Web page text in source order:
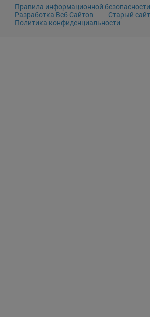
Правила информационной безопасности
Разработка Веб Сайтов
Старый сайт
Политика конфиденциальности